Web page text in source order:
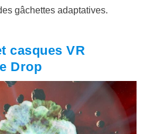
gâchettes adaptatives.
casques VR
Drop